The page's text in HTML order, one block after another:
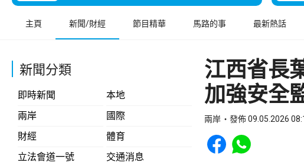
主頁 新聞/財經 節目精華 馬路的事 最新熱話
新聞分類
即時新聞
本地
兩岸
國際
財經
體育
立法會道一號
交通消息
江西省長
加強安全
兩岸 發佈 09.05.2026
Share to Facebook
Share to WhatsApp